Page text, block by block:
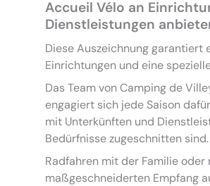
Accueil Vélo an
Dienstleistungen
Diese Auszeichnung garantiert
Einrichtungen und eine
Das Team von Camping de
engagiert sich jede Saison
mit Unterkünften und
Bedürfnisse zugeschnitten sind.
Radfahren mit der Familie
maßgeschneiderten Empfang